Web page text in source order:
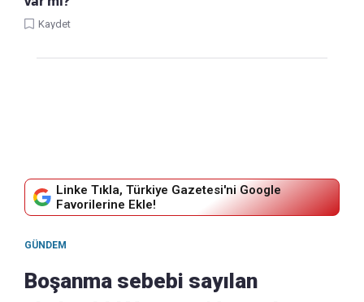
Kaydet
Linke Tıkla, Türkiye Gazetesi'ni Google
Favorilerine Ekle!
GÜNDEM
Boşanma sebebi sayılan